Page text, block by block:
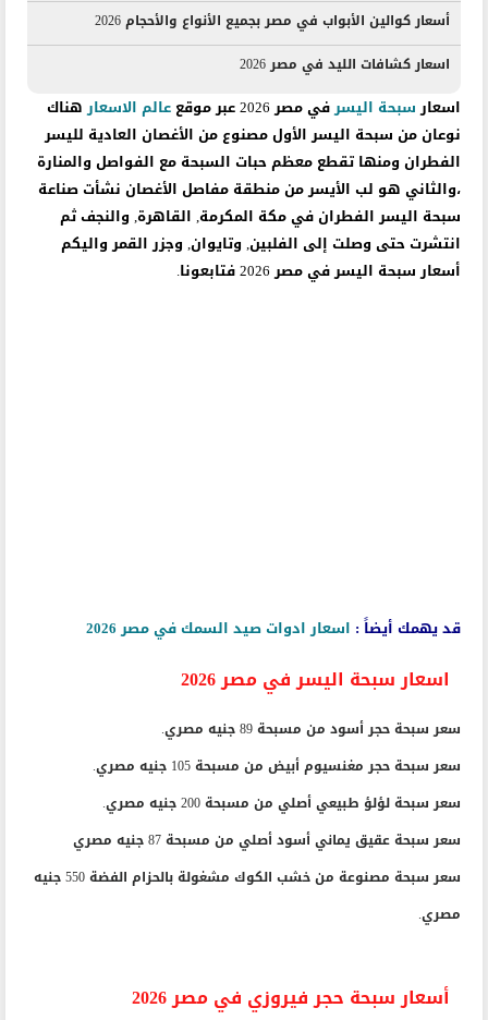
أسعار كوالين الأبواب في مصر بجميع الأنواع والأحجام 2026
اسعار كشافات الليد في مصر 2026
اسعارسبحة اليسرفي مصر 2026 عبر موقع عالم الاسعارهناك
نوعان من سبحة اليسر الأول مصنوع من الأغصان العادية لليسر
الفطران ومنها تقطع معظم حبات السبحة مع الفواصل والمنارة
،والثاني هو لب الأيسر من منطقة مفاصل الأغصان نشأت صناعة
سبحة اليسر الفطران في مكة المكرمة, القاهرة, والنجف ثم
انتشرت حتى وصلت إلى الفلبين, وتايوان, وجزر القمر واليكم
أسعار سبحة اليسر في مصر 2026 فتابعونا.
قد يهمك أيضاً : اسعار ادوات صيد السمك في مصر 2026
اسعار سبحة اليسر في مصر 2026
سعر سبحة حجر أسود من مسبحة 89 جنيه مصري.
سعر سبحة حجر مغنسيوم أبيض من مسبحة 105 جنيه مصري.
سعر سبحة لؤلؤ طبيعي أصلي من مسبحة 200 جنيه مصري.
سعر سبحة عقيق يماني أسود أصلي من مسبحة 87 جنيه مصري
سعر سبحة مصنوعة من خشب الكوك مشغولة بالحزام الفضة 550 جنيه
مصري.
أسعار سبحة حجر فيروزي في مصر 2026